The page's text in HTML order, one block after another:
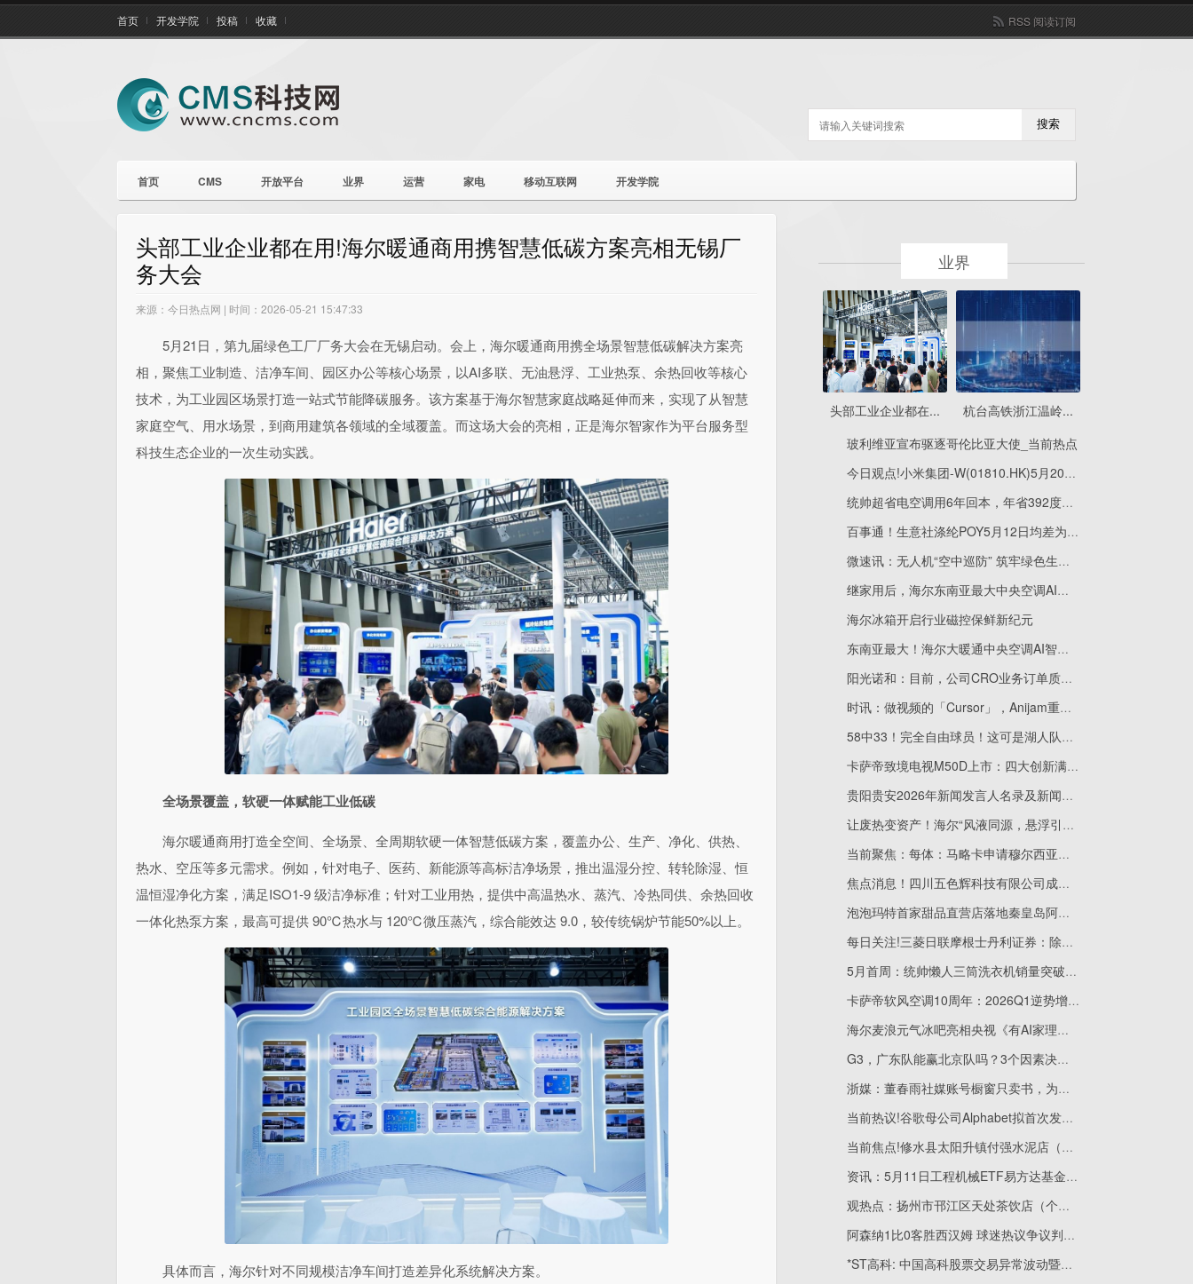
首页 开发学院 投稿 收藏 RSS 阅读订阅
搜索
首页 CMS 开放平台 业界 运营 家电 移动互联网 开发学院
头部工业企业都在用!海尔暖通商用携智慧低碳方案亮相无锡厂
务大会
来源：今日热点网 | 时间：2026-05-21 15:47:33
5月21日，第九届绿色工厂厂务大会在无锡启动。会上，海尔暖通商用携全场景智慧低碳解决方案亮
相，聚焦工业制造、洁净车间、园区办公等核心场景，以AI多联、无油悬浮、工业热泵、余热回收等核心
技术，为工业园区场景打造一站式节能降碳服务。该方案基于海尔智慧家庭战略延伸而来，实现了从智慧
家庭空气、用水场景，到商用建筑各领域的全域覆盖。而这场大会的亮相，正是海尔智家作为平台服务型
科技生态企业的一次生动实践。
全场景覆盖，软硬一体赋能工业低碳
海尔暖通商用打造全空间、全场景、全周期软硬一体智慧低碳方案，覆盖办公、生产、净化、供热、
热水、空压等多元需求。例如，针对电子、医药、新能源等高标洁净场景，推出温湿分控、转轮除湿、恒
温恒湿净化方案，满足ISO1-9 级洁净标准；针对工业用热，提供中高温热水、蒸汽、冷热同供、余热回收
一体化热泵方案，最高可提供 90℃热水与 120℃微压蒸汽，综合能效达 9.0，较传统锅炉节能50%以上。
具体而言，海尔针对不同规模洁净车间打造差异化系统解决方案。
业界
头部工业企业都在...
杭台高铁浙江温岭...
玻利维亚宣布驱逐哥伦比亚大使_当前热点
今日观点!小米集团-W(01810.HK)5月20日耗资9999.6万港元回购331.86万股
统帅超省电空调用6年回本，年省392度电覆盖生活多场景
百事通！生意社涤纶POY5月12日均差为-38.75元/吨 由负向缩小重新扩大
微速讯：无人机“空中巡防” 筑牢绿色生态屏障
继家用后，海尔东南亚最大中央空调AI智能体工厂动工
海尔冰箱开启行业磁控保鲜新纪元
东南亚最大！海尔大暖通中央空调AI智能体制造基地奠基
阳光诺和：目前，公司CRO业务订单质量已呈现改善趋势
时讯：做视频的「Cursor」，Anijam重写动画创作流程丨涌现新项目
58中33！完全自由球员！这可是湖人队史第一射手_每日热门
卡萨帝致境电视M50D上市：四大创新满足影院级体验!
贵阳贵安2026年新闻发言人名录及新闻发布工作机构电话 焦点讯息
让废热变资产！海尔“风液同源，悬浮引领”全场景方案破解AIDC散热难题
当前聚焦：每体：马略卡申请穆尔西亚强制破产并要求撤换管理层
焦点消息！四川五色辉科技有限公司成立 注册资本500万人民币
泡泡玛特首家甜品直营店落地秦皇岛阿那亚 此前全国已开设21家快闪店
每日关注!三菱日联摩根士丹利证券：除非美国暗示联合干预 否则美元有望走强
5月首周：统帅懒人三筒洗衣机销量突破45万台
卡萨帝软风空调10周年：2026Q1逆势增长
海尔麦浪元气冰吧亮相央视《有AI家理人》
G3，广东队能赢北京队吗？3个因素决定胜负走向
浙媒：董春雨社媒账号橱窗只卖书，为卖出50多本《毛选》自豪-信息
当前热议!谷歌母公司Alphabet拟首次发行日元债券以支持AI支出
当前焦点!修水县太阳升镇付强水泥店（个体工商户）成立 注册资本20万人民币
资讯：5月11日工程机械ETF易方达基金份额减少600万份，重仓股潍柴动力、徐工机械、三一重工
观热点：扬州市邗江区天处茶饮店（个体工商户）成立 注册资本5万人民币
阿森纳1比0客胜西汉姆 球迷热议争议判罚与争冠形势
*ST高科: 中国高科股票交易异常波动暨风险提示公告 焦点简讯